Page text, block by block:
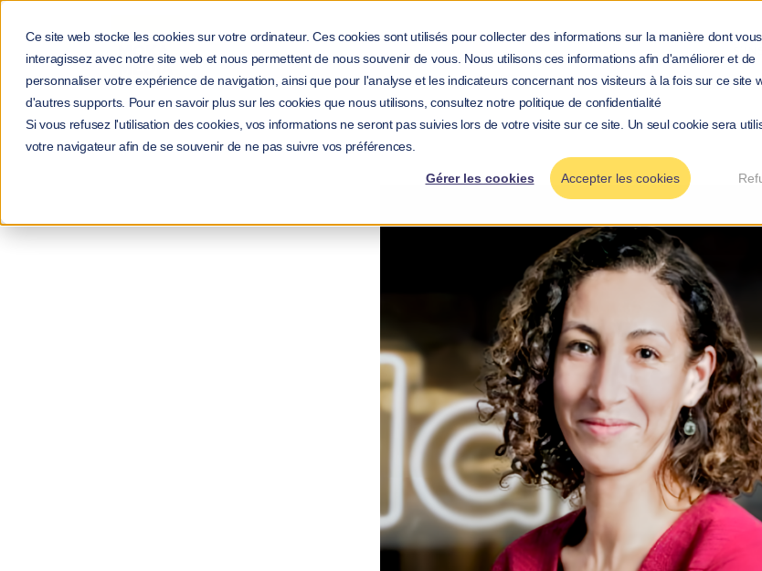
Ce site web stocke les cookies sur votre ordinateur. Ces cookies sont utilisés pour collecter des informations sur la manière dont vous
interagissez avec notre site web et nous permettent de nous souvenir de vous. Nous utilisons ces informations afin d'améliorer et de
personnaliser votre expérience de navigation, ainsi que pour l'analyse et les indicateurs concernant nos visiteurs à la fois sur ce site
d'autres supports. Pour en savoir plus sur les cookies que nous utilisons, consultez notre politique de confidentialité
Si vous refusez l'utilisation des cookies, vos informations ne seront pas suivies lors de votre visite sur ce site. Un seul cookie sera
votre navigateur afin de se souvenir de ne pas suivre vos préférences.
Gérer les cookies Accepter les cookies
Accueil
repensé ses rituels d'évaluation